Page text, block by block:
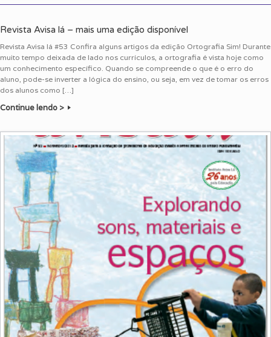
Revista Avisa lá – mais uma edição disponível
Revista Avisa lá #53 Confira alguns artigos da edição Ortografia Sim! Durante
muito tempo deixada de lado nos currículos, a ortografia é vista hoje como
um conhecimento específico. Quando se compreende o que é o erro do
aluno, pode-se inverter a lógica do ensino, ou seja, em vez de tomar os erros
dos alunos como […]
Continue lendo >